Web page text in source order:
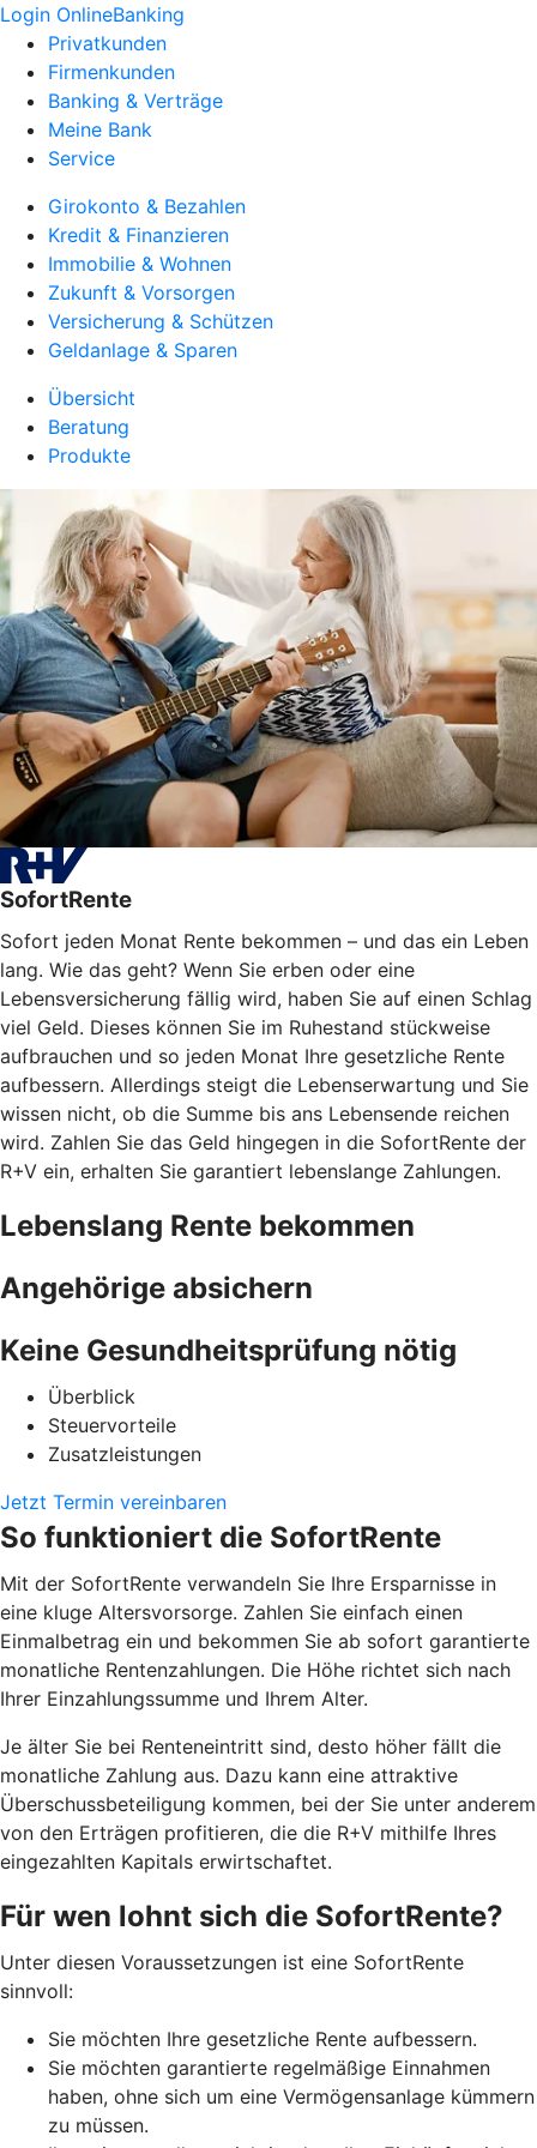
Login OnlineBanking
Privatkunden
Firmenkunden
Banking & Verträge
Meine Bank
Service
Girokonto & Bezahlen
Kredit & Finanzieren
Immobilie & Wohnen
Zukunft & Vorsorgen
Versicherung & Schützen
Geldanlage & Sparen
Übersicht
Beratung
Produkte
SofortRente
Sofort jeden Monat Rente bekommen – und das ein Leben
lang. Wie das geht? Wenn Sie erben oder eine
Lebensversicherung fällig wird, haben Sie auf einen Schlag
viel Geld. Dieses können Sie im Ruhestand stückweise
aufbrauchen und so jeden Monat Ihre gesetzliche Rente
aufbessern. Allerdings steigt die Lebenserwartung und Sie
wissen nicht, ob die Summe bis ans Lebensende reichen
wird. Zahlen Sie das Geld hingegen in die SofortRente der
R+V ein, erhalten Sie garantiert lebenslange Zahlungen.
Lebenslang Rente bekommen
Angehörige absichern
Keine Gesundheitsprüfung nötig
Überblick
Steuervorteile
Zusatzleistungen
Jetzt Termin vereinbaren
So funktioniert die SofortRente
Mit der SofortRente verwandeln Sie Ihre Ersparnisse in
eine kluge Altersvorsorge. Zahlen Sie einfach einen
Einmalbetrag ein und bekommen Sie ab sofort garantierte
monatliche Rentenzahlungen. Die Höhe richtet sich nach
Ihrer Einzahlungssumme und Ihrem Alter.
Je älter Sie bei Renteneintritt sind, desto höher fällt die
monatliche Zahlung aus. Dazu kann eine attraktive
Überschussbeteiligung kommen, bei der Sie unter anderem
von den Erträgen profitieren, die die R+V mithilfe Ihres
eingezahlten Kapitals erwirtschaftet.
Für wen lohnt sich die SofortRente?
Unter diesen Voraussetzungen ist eine SofortRente
sinnvoll:
Sie möchten Ihre gesetzliche Rente aufbessern.
Sie möchten garantierte regelmäßige Einnahmen
haben, ohne sich um eine Vermögensanlage kümmern
zu müssen.